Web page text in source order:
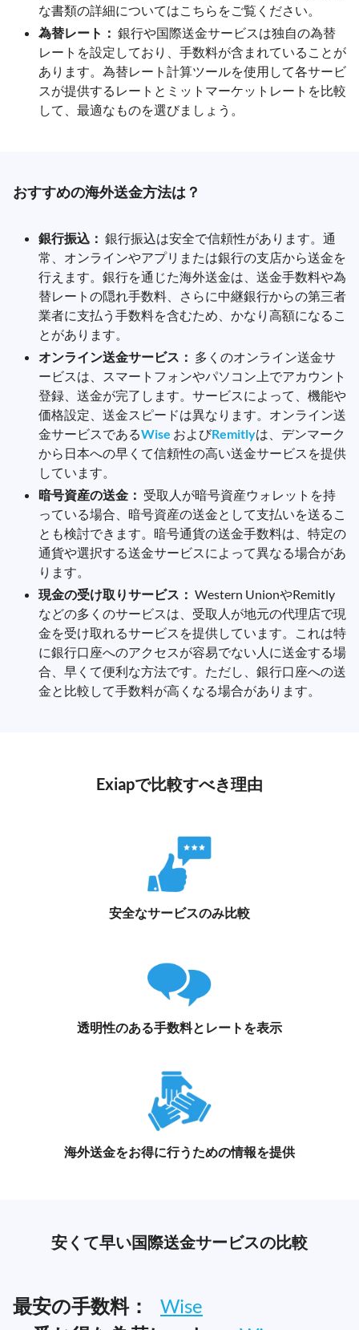
な書類の詳細についてはこちらをご覧ください。
為替レート： 銀行や国際送金サービスは独自の為替
レートを設定しており、手数料が含まれていることが
あります。為替レート計算ツールを使用して各サービ
スが提供するレートとミットマーケットレートを比較
して、最適なものを選びましょう。
おすすめの海外送金方法は？
銀行振込： 銀行振込は安全で信頼性があります。通
常、オンラインやアプリまたは銀行の支店から送金を
行えます。銀行を通じた海外送金は、送金手数料や為
替レートの隠れ手数料、さらに中継銀行からの第三者
業者に支払う手数料を含むため、かなり高額になるこ
とがあります。
オンライン送金サービス： 多くのオンライン送金サ
ービスは、スマートフォンやパソコン上でアカウント
登録、送金が完了します。サービスによって、機能や
価格設定、送金スピードは異なります。オンライン送
金サービスであるWise およびRemitlyは、デンマーク
から日本への早くて信頼性の高い送金サービスを提供
しています。
暗号資産の送金： 受取人が暗号資産ウォレットを持
っている場合、暗号資産の送金として支払いを送るこ
とも検討できます。暗号通貨の送金手数料は、特定の
通貨や選択する送金サービスによって異なる場合があ
ります。
現金の受け取りサービス： Western UnionやRemitly
などの多くのサービスは、受取人が地元の代理店で現
金を受け取れるサービスを提供しています。これは特
に銀行口座へのアクセスが容易でない人に送金する場
合、早くて便利な方法です。ただし、銀行口座への送
金と比較して手数料が高くなる場合があります。
Exiapで比較すべき理由
安全なサービスのみ比較
透明性のある手数料とレートを表示
海外送金をお得に行うための情報を提供
安くて早い国際送金サービスの比較
最安の手数料：
Wise